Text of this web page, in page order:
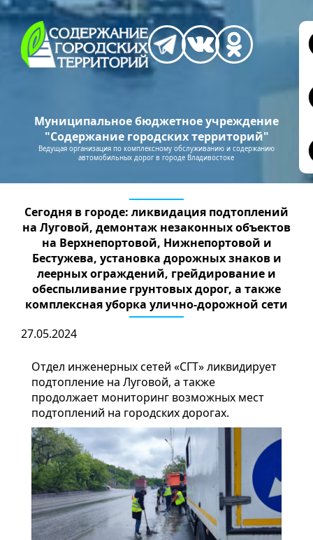
Муниципальное бюджетное учреждение
"Содержание городских территорий"
Ведущая организация по комплексному обслуживанию и содержанию
автомобильных дорог в городе Владивостоке
Сегодня в городе: ликвидация подтоплений
на Луговой, демонтаж незаконных объектов
на Верхнепортовой, Нижнепортовой и
Бестужева, установка дорожных знаков и
леерных ограждений, грейдирование и
обеспыливание грунтовых дорог, а также
комплексная уборка улично-дорожной сети
27.05.2024
Отдел инженерных сетей «СГТ» ликвидирует
подтопление на Луговой, а также
продолжает мониторинг возможных мест
подтоплений на городских дорогах.